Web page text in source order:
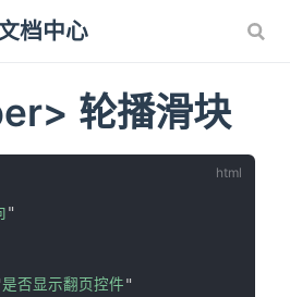
档中心
轮播滑块
"
是否显示翻页控件"